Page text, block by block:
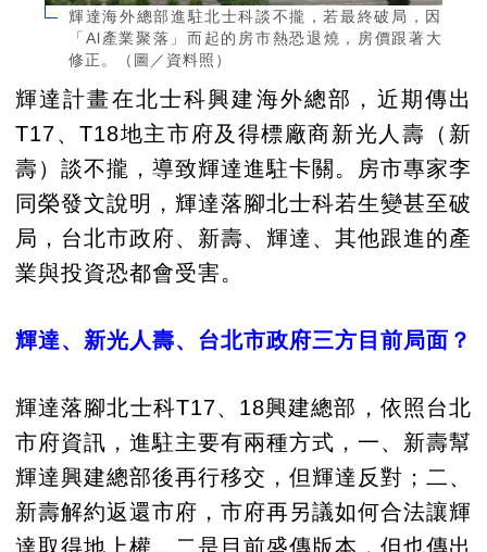
輝達海外總部進駐北士科談不攏，若最終破局，因
「Al產業聚落」而起的房市熱恐退燒，房價跟著大
修正。（圖／資料照）
輝達計畫在北士科興建海外總部，近期傳出
T17、T18地主市府及得標廠商新光人壽（新
壽）談不攏，導致輝達進駐卡關。房市專家李
同榮發文說明，輝達落腳北士科若生變甚至破
局，台北市政府、新壽、輝達、其他跟進的產
業與投資恐都會受害。
輝達、新光人壽、台北市政府三方目前局面？
輝達落腳北士科T17、18興建總部，依照台北
市府資訊，進駐主要有兩種方式，一、新壽幫
輝達興建總部後再行移交，但輝達反對；二、
新壽解約返還市府，市府再另議如何合法讓輝
達取得地上權。二是目前盛傳版本，但也傳出